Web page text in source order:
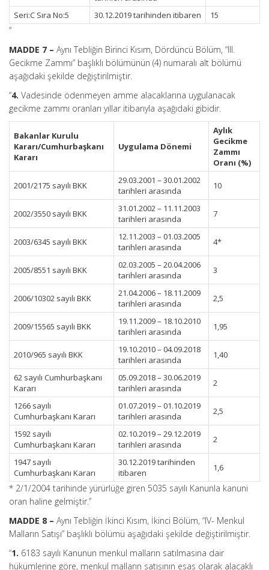
Seri:C Sıra No:5
30.12.2019 tarihinden itibaren 15
”
MADDE 7 – Aynı Tebliğin Birinci Kısım, Dördüncü Bölüm, “III.
Gecikme Zammı” başlıklı bölümünün (4) numaralı alt bölümü
aşağıdaki şekilde değiştirilmiştir.
“4. Vadesinde ödenmeyen amme alacaklarına uygulanacak
gecikme zammı oranları yıllar itibarıyla aşağıdaki gibidir.
Bakanlar Kurulu
Kararı/Cumhurbaşkanı
Kararı
Uygulama Dönemi
Aylık
Gecikme
Zammı
Oranı (%)
2001/2175 sayılı BKK
29.03.2001 – 30.01.2002
tarihleri arasında
10
2002/3550 sayılı BKK
31.01.2002 – 11.11.2003
tarihleri arasında
7
2003/6345 sayılı BKK
12.11.2003 – 01.03.2005
tarihleri arasında
4*
2005/8551 sayılı BKK
02.03.2005 – 20.04.2006
tarihleri arasında
3
2006/10302 sayılı BKK
21.04.2006 – 18.11.2009
tarihleri arasında
2,5
2009/15565 sayılı BKK
19.11.2009 – 18.10.2010
tarihleri arasında
1,95
2010/965 sayılı BKK
19.10.2010 – 04.09.2018
tarihleri arasında
1,40
62 sayılı Cumhurbaşkanı
Kararı
05.09.2018 – 30.06.2019
tarihleri arasında
2
1266 sayılı
Cumhurbaşkanı Kararı
01.07.2019 – 01.10.2019
tarihleri arasında
2,5
1592 sayılı
Cumhurbaşkanı Kararı
02.10.2019 – 29.12.2019
tarihleri arasında
2
1947 sayılı
Cumhurbaşkanı Kararı
30.12.2019 tarihinden
itibaren
1,6
* 2/1/2004 tarihinde yürürlüğe giren 5035 sayılı Kanunla kanuni
oran haline gelmiştir.”
MADDE 8 – Aynı Tebliğin İkinci Kısım, İkinci Bölüm, “IV- Menkul
Malların Satışı” başlıklı bölümü aşağıdaki şekilde değiştirilmiştir.
“1. 6183 sayılı Kanunun menkul malların satılmasına dair
hükümlerine göre, menkul malların satışının esas olarak alacaklı